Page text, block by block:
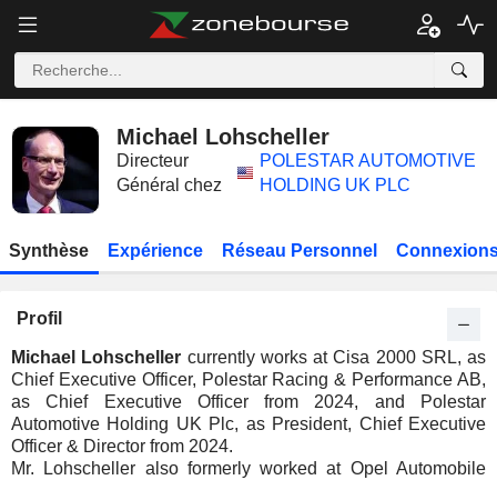
Michael Lohscheller
Directeur
Général chez
POLESTAR AUTOMOTIVE
HOLDING UK PLC
Synthèse Expérience Réseau Personnel
Profil
Michael Lohscheller currently works at Cisa 2000 SRL, as
Chief Executive Officer, Polestar Racing & Performance AB,
as Chief Executive Officer from 2024, and Polestar
Automotive Holding UK Plc, as President, Chief Executive
Officer & Director from 2024.
Mr. Lohscheller also formerly worked at Opel Automobile